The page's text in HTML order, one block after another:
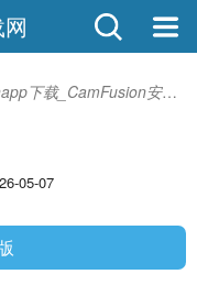
下载_CamFusion安卓版
05-07